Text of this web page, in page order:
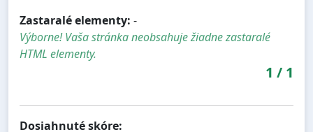
Zastaralé elementy: -
Výborne! Vaša stránka neobsahuje žiadne zastaralé
HTML elementy.
1 / 1
Dosiahnuté skóre: